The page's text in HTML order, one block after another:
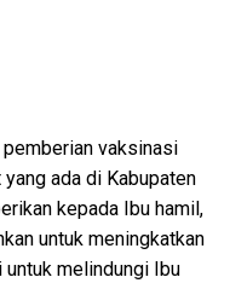
pemberian vaksinasi
ada di Kabupaten
kepada Ibu hamil,
untuk meningkatkan
untuk melindungi Ibu